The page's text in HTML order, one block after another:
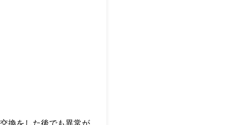
換をした後でも異常が